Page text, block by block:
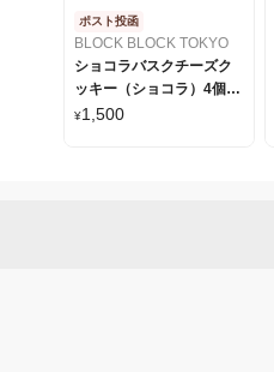
ポスト投函
BLOCK BLOCK TOKYO
ショコラバスクチーズク
ッキー（ショコラ）4個入
＜GIFT FOR YOU シール
¥1,500